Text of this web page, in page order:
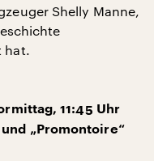
Shelly Manne,
hat.
11:45 Uhr
„Promontoire“